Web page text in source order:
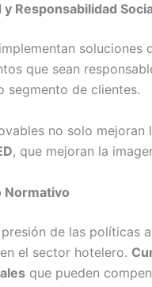
Responsabilidad
que sean
segmento de clientes.
no solo
, que mejoran la
Normativo
de las políticas
el sector hotelero.
que pueden